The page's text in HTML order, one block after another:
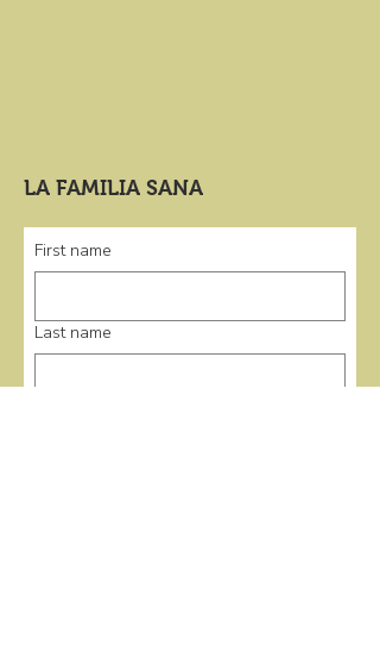
LA FAMILIA SANA
First name
Last name